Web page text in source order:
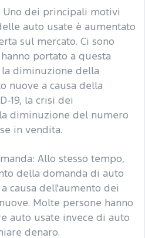
Uno dei principali motivi
auto usate è aumentato
sul mercato. Ci sono
portato a questa
diminuzione della
nuove a causa della
19, la crisi dei
diminuzione del numero
in vendita.
Allo stesso tempo,
della domanda di auto
causa dell'aumento dei
Molte persone hanno
auto usate invece di auto
denaro.